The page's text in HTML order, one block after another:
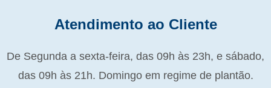
Atendimento ao Cliente
De Segunda a sexta-feira, das 09h às 23h, e sábado,
das 09h às 21h. Domingo em regime de plantão.